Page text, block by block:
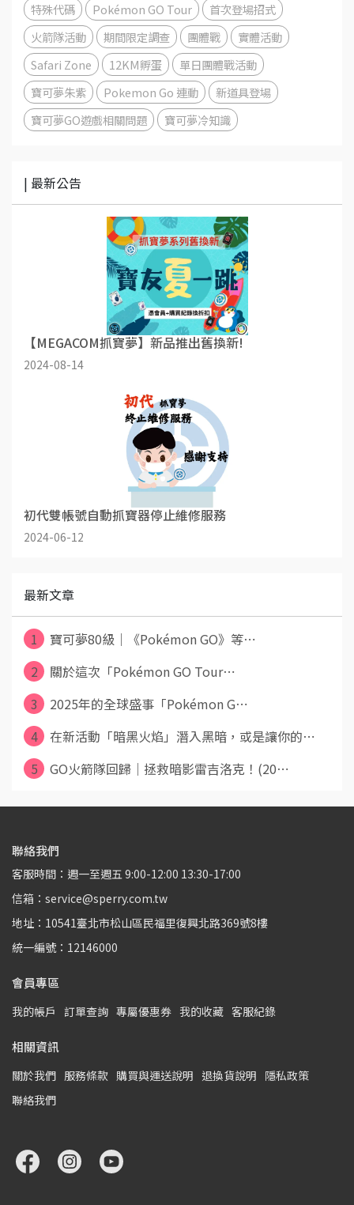
特殊代碼
Pokémon GO Tour
首次登場招式
火箭隊活動
期間限定調查 團體戰
實體活動
Safari Zone
12KM孵蛋
單日團體戰活動
寶可夢朱紫
Pokemon Go 連動
新道具登場
寶可夢GO遊戲相關問題
寶可夢冷知識
| 最新公告
【MEGACOM抓寶夢】新品推出舊換新!
2024-08-14
初代雙帳號自動抓寶器停止維修服務
2024-06-12
最新文章
1
寶可夢80級｜《Pokémon GO》等⋯
2
關於這次「Pokémon GO Tour⋯
3
2025年的全球盛事「Pokémon G⋯
4
在新活動「暗黑火焰」潛入黑暗，或是讓你的⋯
5
GO火箭隊回歸｜拯救暗影雷吉洛克！(20⋯
聯絡我們
客服時間：週一至週五 9:00-12:00 13:30-17:00
信箱：service@sperry.com.tw
地址：10541臺北市松山區民福里復興北路369號8樓
統一編號：12146000
會員專區
我的帳戶 訂單查詢 專屬優惠券 我的收藏 客服紀錄
相關資訊
關於我們 服務條款 購買與運送說明 退換貨說明 隱私政策
聯絡我們